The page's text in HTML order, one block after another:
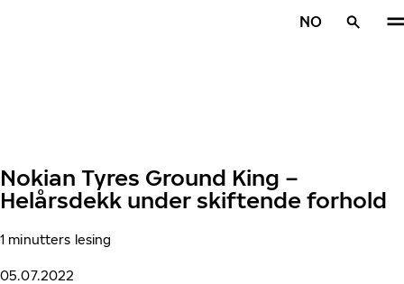
NO
Nokian Tyres Ground King –
Helårsdekk under skiftende forhold
1 minutters lesing
05.07.2022